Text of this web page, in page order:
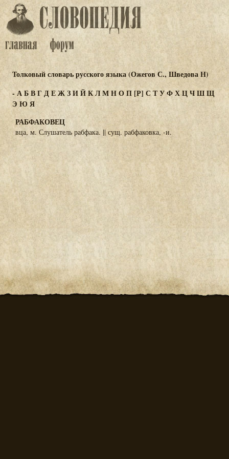
Толковый словарь русского языка (Ожегов С., Шведова Н)
-АБВГДЕЖЗИЙКЛМНОП[Р] С ТУФХЦЧШЩ
Э Ю Я
РАБФАКОВЕЦ
вца, м. Слушатель рабфака. || сущ. рабфаковка, -и.